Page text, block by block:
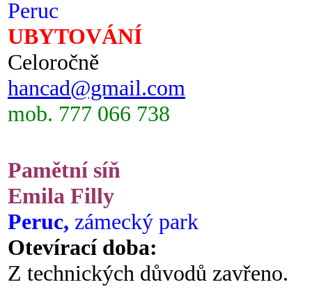
Peruc
UBYTOVÁNÍ
Celoročně
hancad@gmail.com
mob. 777 066 738
Pamětní síň
Emila Filly
Peruc, zámecký park
Otevírací doba:
Z technických důvodů zavřeno.